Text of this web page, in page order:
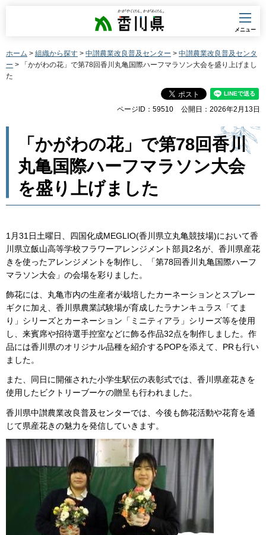
香川県
メニュー
ホーム > 組織から探す > 中讃農業改良普及センター > 中讃農業改良普及センタ
ー > 「かがわの花」で第78回香川丸亀国際ハーフマラソン大会を盛り上げまし
た
ページID：59510 公開日：2026年2月13日
「かがわの花」で第78回香川
丸亀国際ハーフマラソン大会
を盛り上げました
1月31日土曜日、四国化成MEGLIO(香川県立丸亀競技場)において香
川県立飯山高等学校フラワーアレンジメント部員2名が、香川県産花
きを使ったアレンジメントを制作し、「第78回香川丸亀国際ハーフ
マラソン大会」の会場を彩りました。
飾花には、丸亀市内の生産者が栽培したカーネーションとスプレー
ギクに加え、香川県農業試験場が育成したラナンキュラス「てま
り」シリーズとカーネーション「ミニティアラ」シリーズ等を使用
し、来賓席や招待選手控室などに飾る作品32点を制作しました。作
品には香川県のオリジナル品種を紹介するPOPを添えて、PRも行い
ました。
また、同日に開催された小学生駅伝の表彰式では、香川県産花きを
使用したビクトリーブーケの贈呈も行われました。
香川県中讃農業改良普及センターでは、今後も飾花活動や花育を通
じて県産花きの魅力を発信していきます。